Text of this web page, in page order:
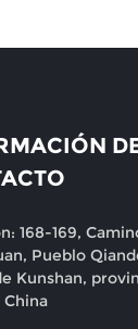
168-169,
Pueblo
Kunshan,
China